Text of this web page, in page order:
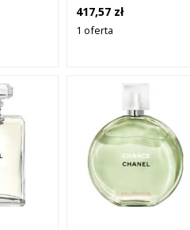
417,57 zł
1 oferta